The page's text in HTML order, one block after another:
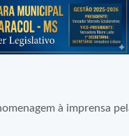
à imprensa